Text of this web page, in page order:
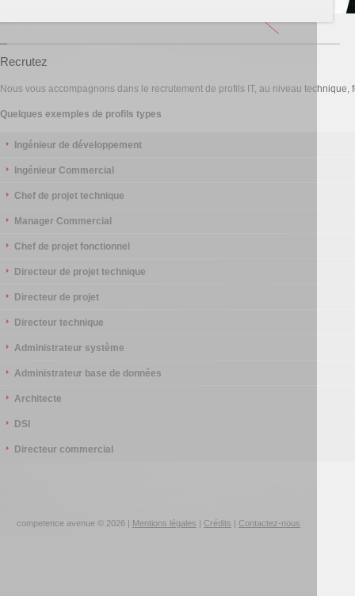
Recrutez
Nous vous accompagnons dans le recrutement de profils IT, au niveau technique,
Quelques exemples de profils types
Ingénieur de développement
Ingénieur Commercial
Chef de projet technique
Manager Commercial
Chef de projet fonctionnel
Directeur de projet technique
Directeur de projet
Directeur technique
Administrateur système
Administrateur base de données
Architecte
DSI
Directeur commercial
competence avenue © 2026 | Mentions légales Crédits Contactez-nous